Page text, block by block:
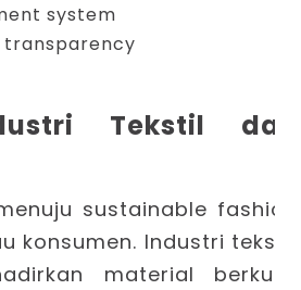
system
transparency
Tekstil
sustainable
konsumen. Industri
material